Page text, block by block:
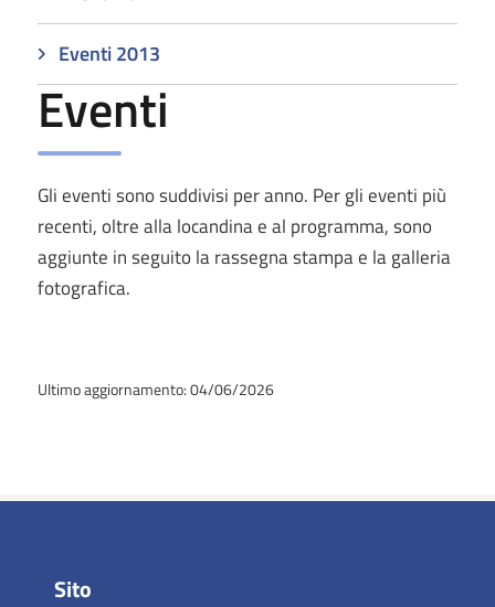
Eventi 2013
Eventi
Gli eventi sono suddivisi per anno. Per gli eventi più
recenti, oltre alla locandina e al programma, sono
aggiunte in seguito la rassegna stampa e la galleria
fotografica.
Ultimo aggiornamento: 04/06/2026
Sito